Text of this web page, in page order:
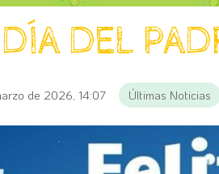
DEL
de 2026, 14:07 Últimas Noticias